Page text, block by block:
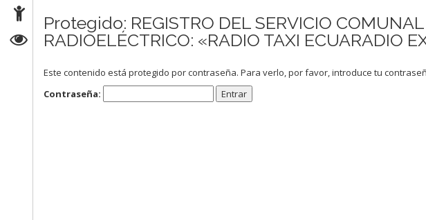
Protegido: REGISTRO DEL SERVICIO
RADIOELÉCTRICO: «RADIO TAXI ECUARADIO
Este contenido está protegido por contraseña. Para verlo, por favor, introduce tu
Contraseña: